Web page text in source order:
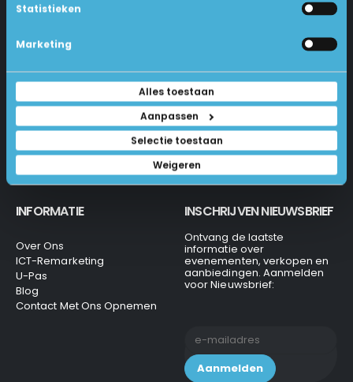
Statistieken
Marketing
Alles toestaan
Aanpassen
Selectie toestaan
Weigeren
1231 KH Loosdrecht
035-6284312
info@laptops4all.nl
Veel Gestelde Vragen
Algemene Voorwaarden
Privacy Beleid
INFORMATIE
Over Ons
ICT-Remarketing
U-Pas
Blog
Contact Met Ons Opnemen
INSCHRIJVEN NIEUWSBRIEF
Ontvang de laatste
informatie over
evenementen, verkopen en
aanbiedingen. Aanmelden
voor Nieuwsbrief: